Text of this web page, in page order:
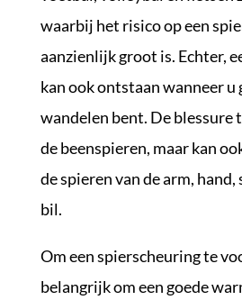
waarbij het risico op een
aanzienlijk groot is. Echter,
kan ook ontstaan wanneer u
wandelen bent. De blessure
de beenspieren, maar kan
de spieren van de arm,
bil.
Om een spierscheuring te
belangrijk om een goede